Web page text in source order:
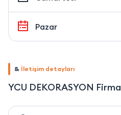
Pazar
& İletişim detayları
YCU DEKORASYON Firma